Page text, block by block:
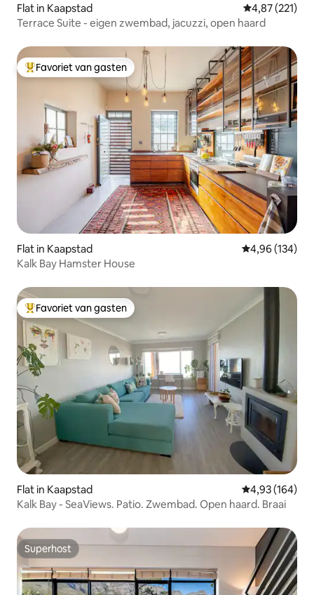
Flat in Kaapstad Gemiddelde
4,87 (221)
Terrace Suite - eigen zwembad, jacuzzi, open haard
Topfavoriet van gasten
Favoriet van gasten
Flat in Kaapstad Gemiddelde
4,96 (134)
Kalk Bay Hamster House
Topfavoriet van gasten
Favoriet van gasten
Flat in Kaapstad Gemiddelde
4,93 (164)
Kalk Bay - SeaViews. Patio. Zwembad. Open haard. Braai
Superhost
Superhost